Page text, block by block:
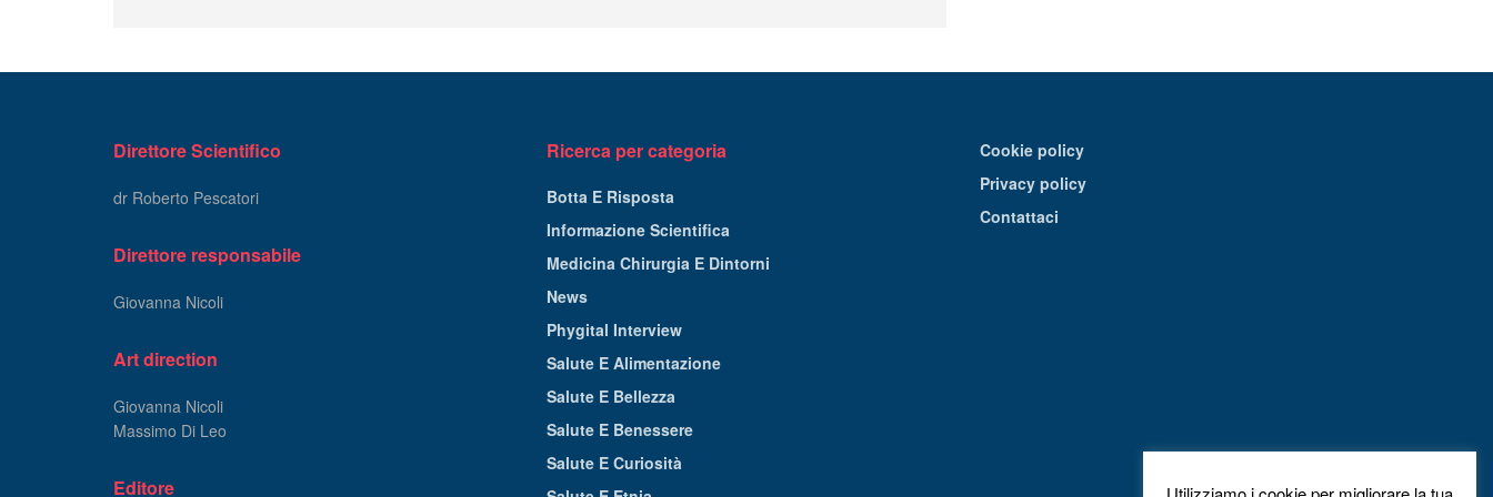
Direttore Scientifico
dr Roberto Pescatori
Direttore responsabile
Giovanna Nicoli
Art direction
Giovanna Nicoli
Massimo Di Leo
Editore
Ricerca per categoria
Botta E Risposta
Informazione Scientifica
Medicina Chirurgia E Dintorni
News
Phygital Interview
Salute E Alimentazione
Salute E Bellezza
Salute E Benessere
Salute E Curiosità
Cookie policy
Privacy policy
Contattaci